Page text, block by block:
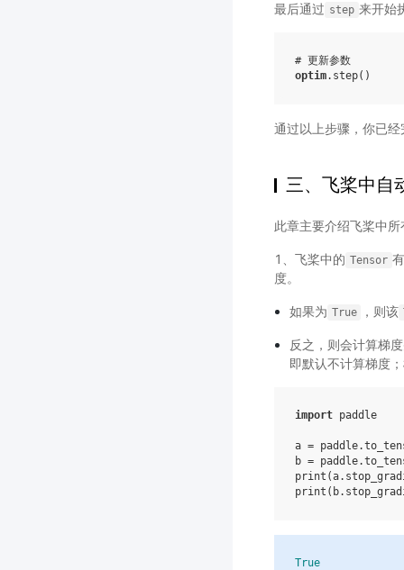
最后通过 step 来开始
# 更新参数
optim. step()
通过以上步骤，你已
三、飞桨中自
此章主要介绍飞桨中
1、飞桨中的 Tensor 有
度。
如果为 True ，则该
反之，则会计算梯
即默认不计算梯度
import paddle
a = paddle.
b = paddle.
print (a.
print ( b.
True